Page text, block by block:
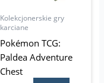
Kolekcjonerskie gry
karciane
Pokémon TCG:
Paldea Adventure
Chest